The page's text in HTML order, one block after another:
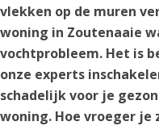
vlekken op de muren
woning in Zoutenaaie
vochtprobleem. Het is
onze experts
schadelijk voor je
woning. Hoe vroeger je